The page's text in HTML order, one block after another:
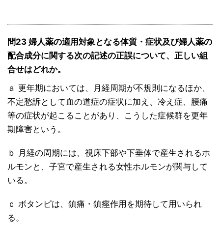
問23 婦人薬の適用対象となる体質・症状及び婦人薬の
配合成分に関する次の記述の正誤について、正しい組
合せはどれか。
ａ 更年期においては、月経周期が不規則になるほか、
不定愁訴として血の道症の症状に加え、冷え症、腰痛
等の症状が起こることがあり、こうした症候群を更年
期障害という。
ｂ 月経の周期には、視床下部や下垂体で産生されるホ
ルモンと、子宮で産生される女性ホルモンが関与して
いる。
ｃ ボタンピは、鎮痛・鎮痙作用を期待して用いられ
る。